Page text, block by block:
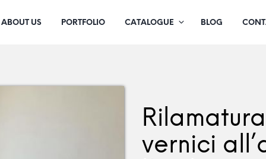
ABOUT US PORTFOLIO CATALOGUE BLOG
vernici